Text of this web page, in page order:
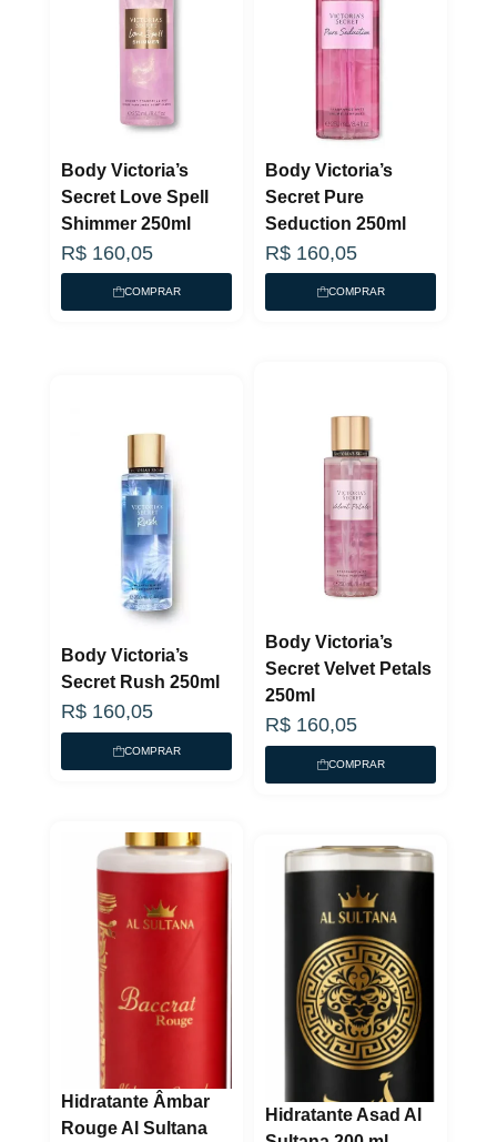
Body Victoria’s
Secret Love Spell
Shimmer 250ml
R$ 160,05
COMPRAR
Body Victoria’s
Secret Pure
Seduction 250ml
R$ 160,05
COMPRAR
Body Victoria’s
Secret Rush 250ml
R$ 160,05
COMPRAR
Body Victoria’s
Secret Velvet Petals
250ml
R$ 160,05
COMPRAR
Hidratante Âmbar
Rouge Al Sultana
Hidratante Asad Al